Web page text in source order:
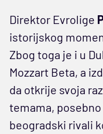
Direktor Evrolige
istorijskog
Zbog toga je i u
Mozzart Beta, a
da otkrije svoja
temama,
beogradski rivali